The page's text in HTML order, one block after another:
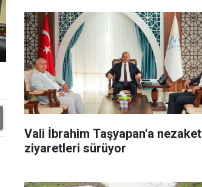
Vali İbrahim Taşyapan'a nezaket
ziyaretleri sürüyor